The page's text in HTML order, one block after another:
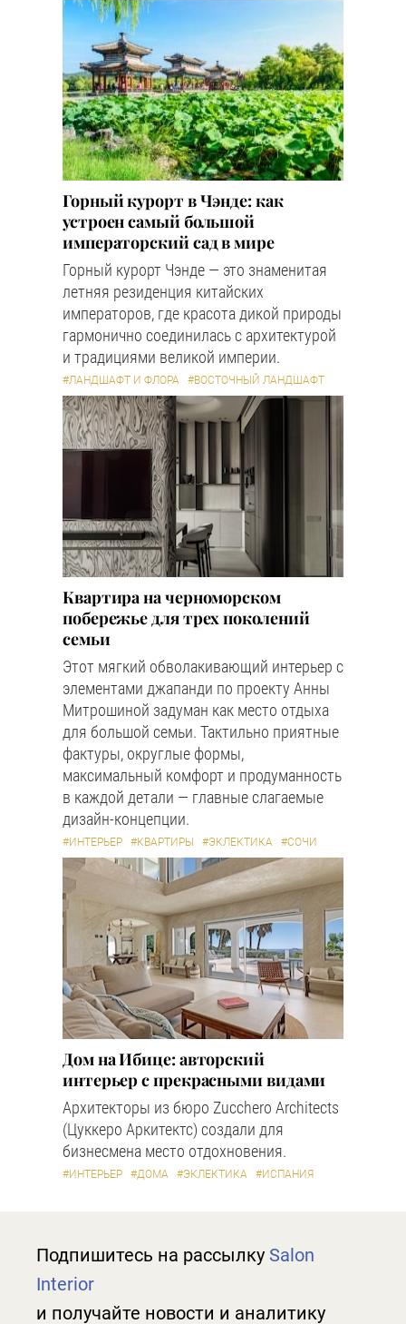
Горный курорт в Чэнде: как
устроен самый большой
императорский сад в мире
Горный курорт Чэнде — это знаменитая
летняя резиденция китайских
императоров, где красота дикой природы
гармонично соединилась с архитектурой
и традициями великой империи.
#ЛАНДШАФТ И ФЛОРА #ВОСТОЧНЫЙ ЛАНДШАФТ
Квартира на черноморском
побережье для трех поколений
семьи
Этот мягкий обволакивающий интерьер с
элементами джапанди по проекту Анны
Митрошиной задуман как место отдыха
для большой семьи. Тактильно приятные
фактуры, округлые формы,
максимальный комфорт и продуманность
в каждой детали — главные слагаемые
дизайн-концепции.
#ИНТЕРЬЕР #КВАРТИРЫ #ЭКЛЕКТИКА #СОЧИ
Дом на Ибице: авторский
интерьер с прекрасными видами
Архитекторы из бюро Zucchero Architects
(Цуккеро Аркитектс) создали для
бизнесмена место отдохновения.
#ИНТЕРЬЕР #ДОМА #ЭКЛЕКТИКА #ИСПАНИЯ
Подпишитесь на рассылку Salon
Interior
и получайте новости и аналитику